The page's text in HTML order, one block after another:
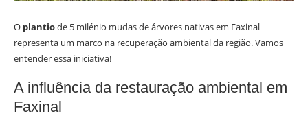
O plantiode 5 milénio mudas de árvores nativas em Faxinal
representa um marco na recuperação ambiental da região. Vamos
entender essa iniciativa!
A influência da restauração ambiental em
Faxinal